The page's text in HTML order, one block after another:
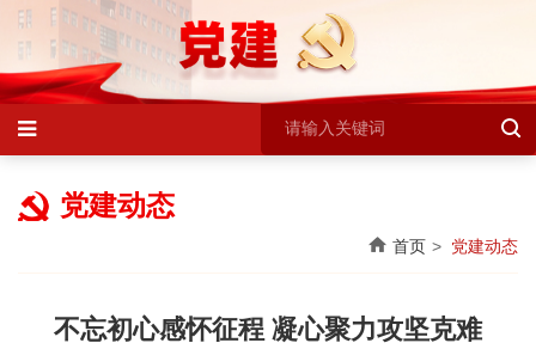
党建动态
首页 党建动态
不忘初心感怀征程 凝心聚力攻坚克难